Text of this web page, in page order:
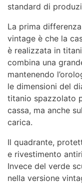
standard di
La prima
vintage è che la
è realizzata in
combina una
mantenendo
le dimensioni del
titanio spazzolato
cassa, ma anche
carica.
Il quadrante,
e rivestimento
Invece del verde
nella versione